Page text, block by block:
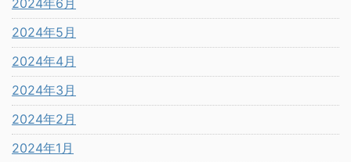
2024年5月
2024年4月
2024年3月
2024年2月
2024年1月